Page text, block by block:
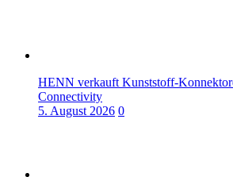
HENN verkauft Kunststoff-
Connectivity
5. August 2026 0